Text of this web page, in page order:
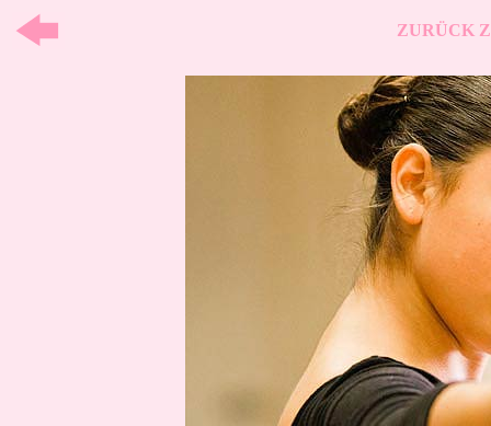
ZURÜCK